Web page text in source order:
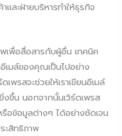
ละฝ่ายบริหารทำให้ธุรกิจ
พื่อสื่อสารกับผู้อื่น เทคนิค
เมล์ของคุณเป็นไปอย่าง
พรสจะช่วยให้เราเขียนอีเมล์
งขึ้น นอกจากนั้นเวิร์ดเพรส
รือข้อมูลต่างๆ ได้อย่างชัดเจน
ะสิทธิภาพ